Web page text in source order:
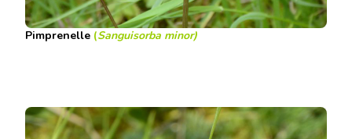
Pimprenelle (Sanguisorba minor)